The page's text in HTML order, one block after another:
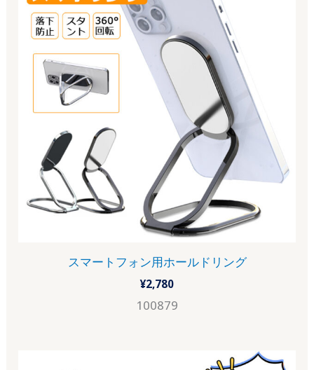
スマートフォン用ホールドリング
¥2,780
100879